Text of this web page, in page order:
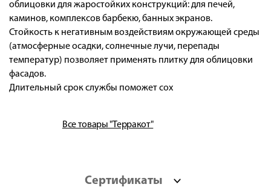
облицовки для жаростойких конструкций: для печей,
каминов, комплексов барбекю, банных экранов.
Стойкость к негативным воздействиям окружающей среды
(атмосферные осадки, солнечные лучи, перепады
температур) позволяет применять плитку для облицовки
фасадов.
Длительный срок службы поможет сох
Все товары "Терракот"
Сертификаты